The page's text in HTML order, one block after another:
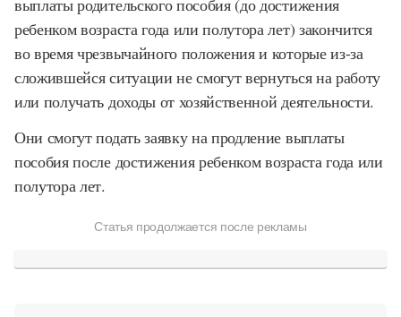
ребенком возраста года или полутора лет) закончится
во время чрезвычайного положения и которые из-за
сложившейся ситуации не смогут вернуться на работу
или получать доходы от хозяйственной деятельности.
Они смогут подать заявку на продление выплаты
пособия после достижения ребенком возраста года или
полутора лет.
Статья продолжается после рекламы